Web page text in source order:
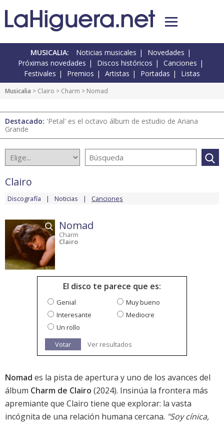
MUSICALIA: Noticias musicales
Novedades
Próximas novedades
Discos históricos
Canciones
Festivales
Premios Artistas Portadas Listas
Musicalia > Clairo > Charm > Nomad
Destacado: 'Petal' es el octavo álbum de estudio de Ariana
Grande
Clairo
Discografía Noticias Canciones
Nomad
Charm
Clairo
El disco te parece que es:
Genial
Muy bueno
Interesante
Mediocre
Un rollo
Votar
Ver resultados
Nomad es la pista de apertura y uno de los avances del
álbum Charm de Clairo (2024). Insinúa la frontera más
apremiante que Clairo tiene que explorar: la vasta
incógnita de una relación humana cercana. "Soy cínica,